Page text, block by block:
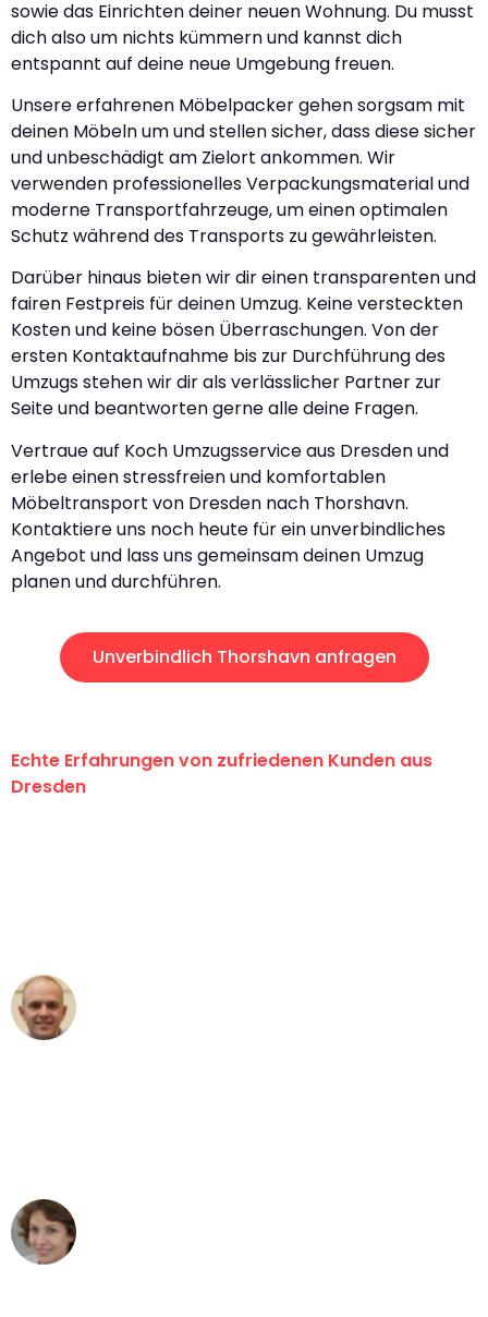
sowie das Einrichten deiner neuen Wohnung. Du musst
dich also um nichts kümmern und kannst dich
entspannt auf deine neue Umgebung freuen.
Unsere erfahrenen Möbelpacker gehen sorgsam mit
deinen Möbeln um und stellen sicher, dass diese sicher
und unbeschädigt am Zielort ankommen. Wir
verwenden professionelles Verpackungsmaterial und
moderne Transportfahrzeuge, um einen optimalen
Schutz während des Transports zu gewährleisten.
Darüber hinaus bieten wir dir einen transparenten und
fairen Festpreis für deinen Umzug. Keine versteckten
Kosten und keine bösen Überraschungen. Von der
ersten Kontaktaufnahme bis zur Durchführung des
Umzugs stehen wir dir als verlässlicher Partner zur
Seite und beantworten gerne alle deine Fragen.
Vertraue auf Koch Umzugsservice aus Dresden und
erlebe einen stressfreien und komfortablen
Möbeltransport von Dresden nach Thorshavn.
Kontaktiere uns noch heute für ein unverbindliches
Angebot und lass uns gemeinsam deinen Umzug
planen und durchführen.
Unverbindlich Thorshavn anfragen
Echte Erfahrungen von zufriedenen Kunden aus
Dresden